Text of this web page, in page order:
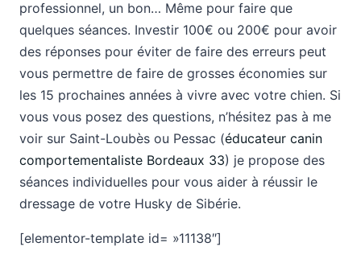
professionnel, un bon… Même pour faire que
quelques séances. Investir 100€ ou 200€ pour avoir
des réponses pour éviter de faire des erreurs peut
vous permettre de faire de grosses économies sur
les 15 prochaines années à vivre avec votre chien. Si
vous vous posez des questions, n’hésitez pas à me
voir sur Saint-Loubès ou Pessac (éducateur canin
comportementaliste Bordeaux 33) je propose des
séances individuelles pour vous aider à réussir le
dressage de votre Husky de Sibérie.
[elementor-template id= »11138″]